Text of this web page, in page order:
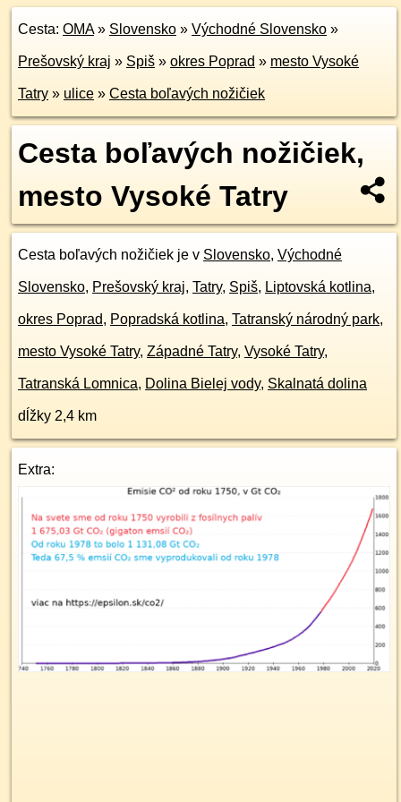
Cesta: OMA» Slovensko » Východné Slovensko »
Prešovský kraj » Spiš » okres Poprad » mesto Vysoké
Tatry » ulice » Cesta boľavých nožičiek
Cesta boľavých nožičiek,
mesto Vysoké Tatry
Cesta boľavých nožičiek je v Slovensko, Východné
Slovensko, Prešovský kraj, Tatry, Spiš, Liptovská kotlina,
okres Poprad, Popradská kotlina, Tatranský národný park,
mesto Vysoké Tatry, Západné Tatry, Vysoké Tatry,
Tatranská Lomnica, Dolina Bielej vody, Skalnatá dolina
dĺžky 2,4 km
Extra: